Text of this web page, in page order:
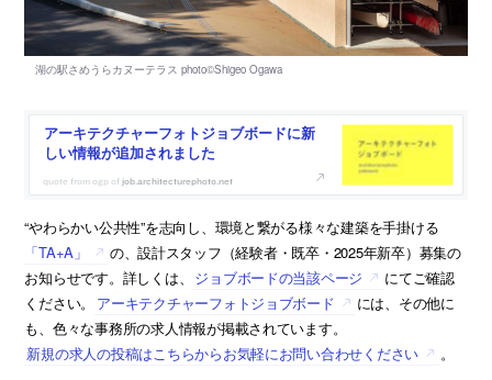
アーキテクチャーフォトジョブボードに新
しい情報が追加されました
job.architecturephoto.net
“やわらかい公共性”を志向し、環境と繋がる様々な建築を手掛ける
「TA+A」
の、設計スタッフ（経験者・既卒・2025年新卒）募集の
お知らせです。詳しくは、
ジョブボードの当該ページ
にてご確認
ください。
アーキテクチャーフォトジョブボード
には、その他に
も、色々な事務所の求人情報が掲載されています。
新規の求人の投稿はこちらからお気軽にお問い合わせください
。